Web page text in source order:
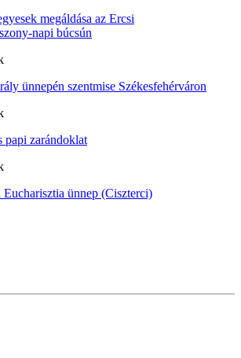
megáldása az Ercsi
napi búcsún
ünnepén szentmise Székesfehérváron
papi zarándoklat
ünnep (Ciszterci)